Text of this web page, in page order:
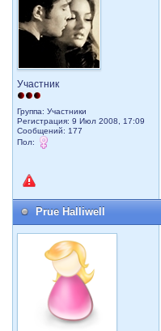
Участник
Группа: Участники
Регистрация: 9 Июл 2008, 17:09
Сообщений: 177
Пол:
Prue Halliwell